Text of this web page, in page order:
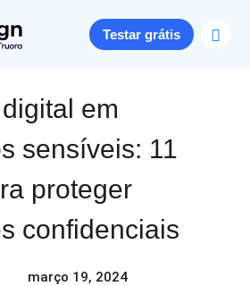
Testar grátis
em
sensíveis: 11
proteger
confidenciais
março 19, 2024